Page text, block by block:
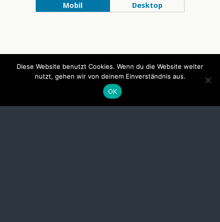
Mobil Desktop
Diese Website benutzt Cookies. Wenn du die Website weiter
nutzt, gehen wir von deinem Einverständnis aus.
OK